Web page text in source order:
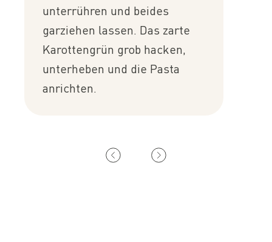
unterrühren und beides
garziehen lassen. Das zarte
Karottengrün grob hacken,
unterheben und die Pasta
anrichten.